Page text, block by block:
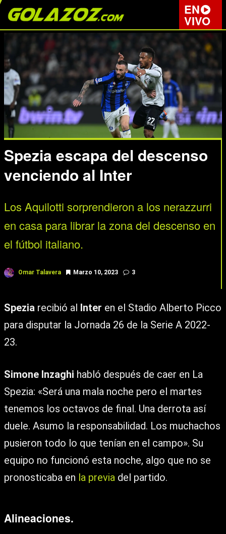
EN
VIVO
Spezia escapa del descenso
venciendo al Inter
Los Aquilotti sorprendieron a los nerazzurri
en casa para librar la zona del descenso en
el fútbol italiano.
Omar Talavera Marzo 10, 2023 3
Spezia recibió al Inter en el Stadio Alberto Picco
para disputar la Jornada 26 de la Serie A 2022-
23.
Simone Inzaghi habló después de caer en La
Spezia: «Será una mala noche pero el martes
tenemos los octavos de final. Una derrota así
duele. Asumo la responsabilidad. Los muchachos
pusieron todo lo que tenían en el campo». Su
equipo no funcionó esta noche, algo que no se
pronosticaba en la previa del partido.
Alineaciones.